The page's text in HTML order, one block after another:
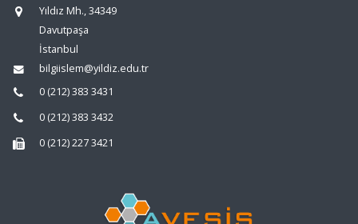
Yıldız Mh., 34349
Davutpaşa
İstanbul
bilgiislem@yildiz.edu.tr
0 (212) 383 3431
0 (212) 383 3432
0 (212) 227 3421